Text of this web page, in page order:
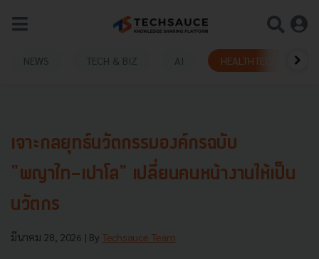
NEWS TECH & BIZ AI HEALTHTECH
เจาะกลยุทธ์นวัตกรรมองค์กรฉบับ
"พญาไท-เปาโล" เปลี่ยนคนหน้างานให้เป็น
นวัตกร
มีนาคม 28, 2026 | By Techsauce Team